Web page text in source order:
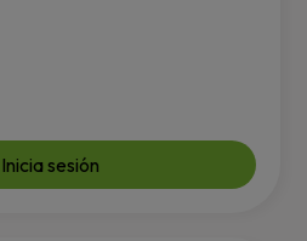
Inicia sesión